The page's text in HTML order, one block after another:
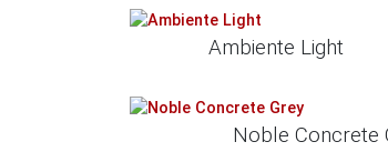
Ambiente Light
Noble Concrete